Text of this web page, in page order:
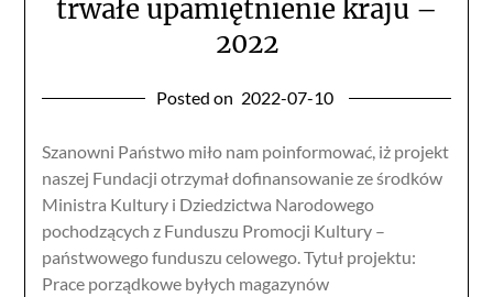
trwałe upamiętnienie kraju –
2022
Posted on 2022-07-10
Szanowni Państwo miło nam poinformować, iż projekt
naszej Fundacji otrzymał dofinansowanie ze środków
Ministra Kultury i Dziedzictwa Narodowego
pochodzących z Funduszu Promocji Kultury –
państwowego funduszu celowego. Tytuł projektu:
Prace porządkowe byłych magazynów